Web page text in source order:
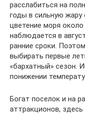
расслабиться на
годы в сильную жару
цветение моря
наблюдается в
ранние сроки.
выбирать первые
«бархатный» сезон.
понижении
Богат поселок и на
аттракционов,